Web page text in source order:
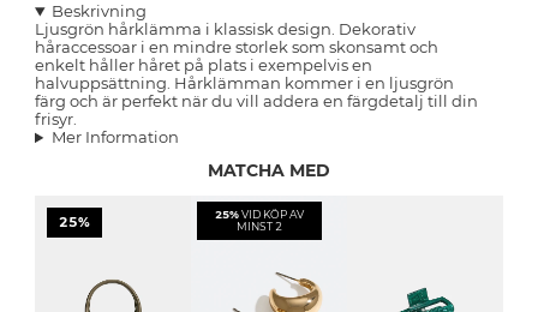
Beskrivning
Ljusgrön hårklämma i klassisk design. Dekorativ
håraccessoar i en mindre storlek som skonsamt och
enkelt håller håret på plats i exempelvis en
halvuppsättning. Hårklämman kommer i en ljusgrön
färg och är perfekt när du vill addera en färgdetalj till din
frisyr.
Mer Information
MATCHA MED
25% 25% VID KÖP AV
MINST 2